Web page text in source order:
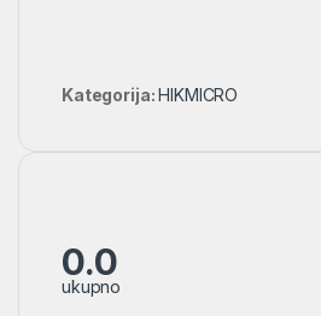
Kategorija:HIKMICRO
0.0
ukupno